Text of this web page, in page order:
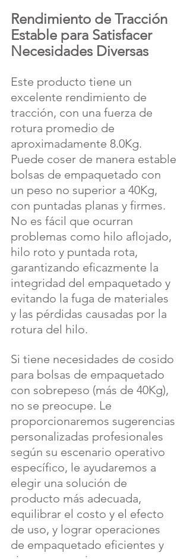
Rendimiento de Tracción
Estable para Satisfacer
Necesidades Diversas
Este producto tiene un
excelente rendimiento de
tracción, con una fuerza de
rotura promedio de
aproximadamente 8.0Kg.
Puede coser de manera estable
bolsas de empaquetado con
un peso no superior a 40Kg,
con puntadas planas y firmes.
No es fácil que ocurran
problemas como hilo aflojado,
hilo roto y puntada rota,
garantizando eficazmente la
integridad del empaquetado y
evitando la fuga de materiales
y las pérdidas causadas por la
rotura del hilo.
Si tiene necesidades de cosido
para bolsas de empaquetado
con sobrepeso (más de 40Kg),
no se preocupe. Le
proporcionaremos sugerencias
personalizadas profesionales
según su escenario operativo
específico, le ayudaremos a
elegir una solución de
producto más adecuada,
equilibrar el costo y el efecto
de uso, y lograr operaciones
de empaquetado eficientes y